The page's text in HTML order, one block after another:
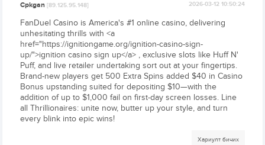
Cpkgan[89.125.95.148] 2026-03-12 10:50:24
FanDuel Casino is America's #1 online casino, delivering
unhesitating thrills with <a
href="https://ignitiongame.org/ignition-casino-sign-
up/">ignition casino sign up</a> , exclusive slots like Huff N'
Puff, and live retailer undertaking sort out at your fingertips.
Brand-new players get 500 Extra Spins added $40 in Casino
Bonus upstanding suited for depositing $10—with the
addition of up to $1,000 fail on first-day screen losses. Line
all Thrillionaires: unite now, butter up your style, and turn
every blink into epic wins!
Хариулт бичих